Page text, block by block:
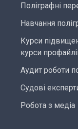
Поліграфні
Навчання
Курси
курси
Аудит роботи
Судові
Робота з медіа